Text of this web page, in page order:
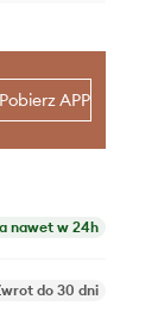
Pobierz APP
nawet w 24h
do 30 dni